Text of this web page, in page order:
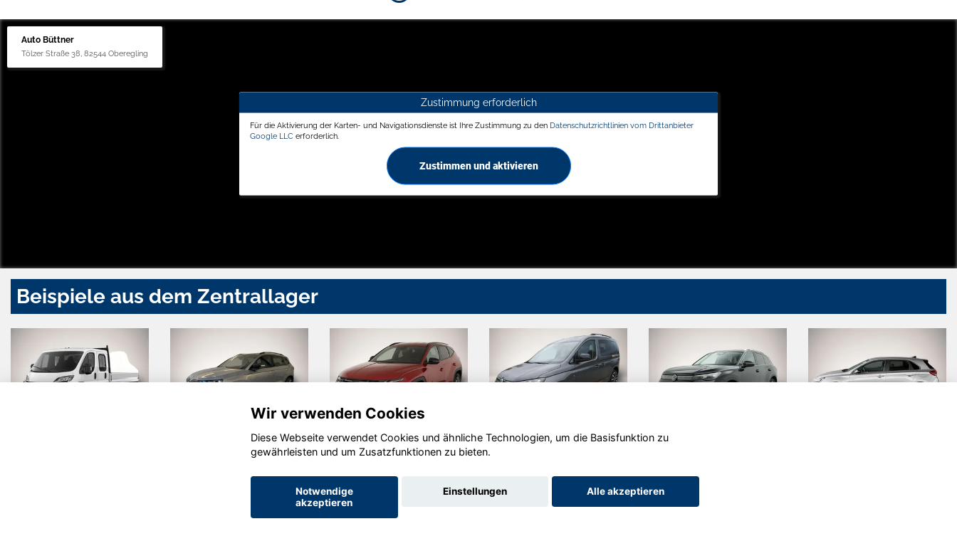
Auto Büttner
Tölzer Straße 38, 82544 Oberegling
Zustimmung erforderlich
Für die Aktivierung der Karten- und Navigationsdienste ist Ihre Zustimmung zu den Datenschutzrichtlinien vom Drittanbieter
Google LLC erforderlich.
Zustimmen und aktivieren
Beispiele aus dem Zentrallager
Hyundai
TUCSON
Volkswagen
Caddy
Volkswagen
Wir verwenden Cookies
Diese Webseite verwendet Cookies und ähnliche Technologien, um die Basisfunktion zu
gewährleisten und um Zusatzfunktionen zu bieten.
Notwendige
akzeptieren
Einstellungen Alle akzeptieren